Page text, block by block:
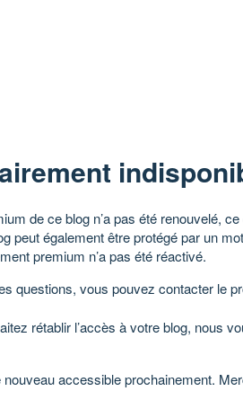
de ce blog n’a pas été renouvelé,
peut également être protégé par un
premium n’a pas été réactivé.
questions, vous pouvez contacter le
rétablir l’accès à votre blog, nous
accessible prochainement.